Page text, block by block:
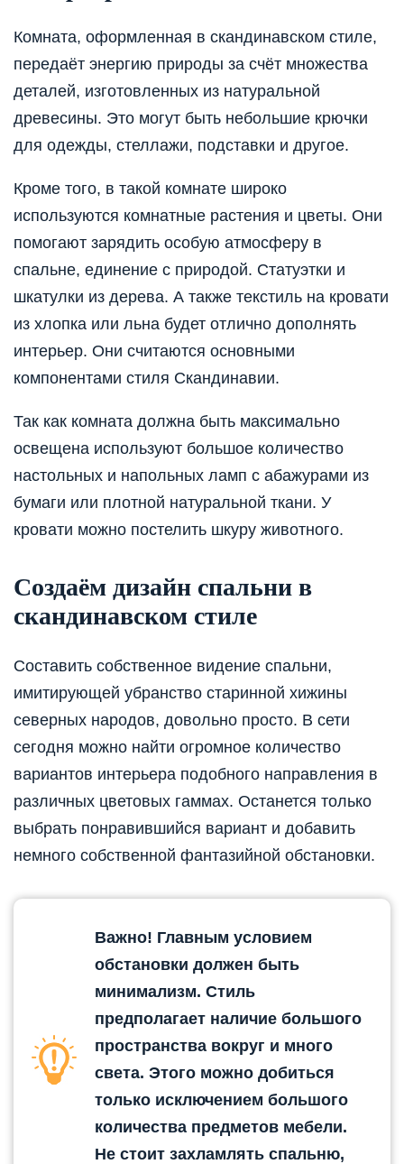
Комната, оформленная в скандинавском стиле,
передаёт энергию природы за счёт множества
деталей, изготовленных из натуральной
древесины. Это могут быть небольшие крючки
для одежды, стеллажи, подставки и другое.
Кроме того, в такой комнате широко
используются комнатные растения и цветы. Они
помогают зарядить особую атмосферу в
спальне, единение с природой. Статуэтки и
шкатулки из дерева. А также текстиль на кровати
из хлопка или льна будет отлично дополнять
интерьер. Они считаются основными
компонентами стиля Скандинавии.
Так как комната должна быть максимально
освещена используют большое количество
настольных и напольных ламп с абажурами из
бумаги или плотной натуральной ткани. У
кровати можно постелить шкуру животного.
Создаём дизайн спальни в
скандинавском стиле
Составить собственное видение спальни,
имитирующей убранство старинной хижины
северных народов, довольно просто. В сети
сегодня можно найти огромное количество
вариантов интерьера подобного направления в
различных цветовых гаммах. Останется только
выбрать понравившийся вариант и добавить
немного собственной фантазийной обстановки.
Важно! Главным условием
обстановки должен быть
минимализм. Стиль
предполагает наличие большого
пространства вокруг и много
света. Этого можно добиться
только исключением большого
количества предметов мебели.
Не стоит захламлять спальню,